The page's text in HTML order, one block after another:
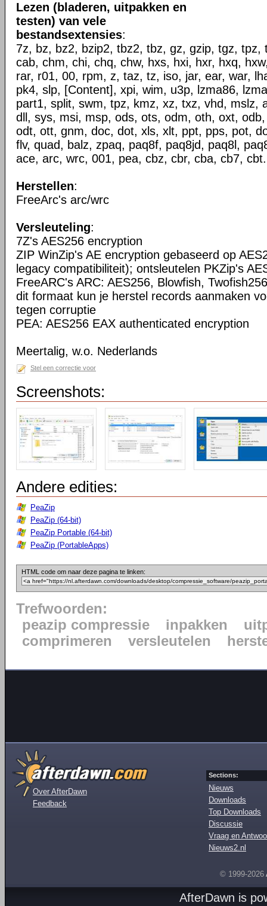
Lezen (bladeren, uitpakken en
testen) van vele
bestandsextensies:
7z, bz, bz2, bzip2, tbz2, tbz, gz, gzip, tgz, tpz,
cab, chm, chi, chq, chw, hxs, hxi, hxr, hxq,
rar, r01, 00, rpm, z, taz, tz, iso, jar, ear, war,
pk4, slp, [Content], xpi, wim, u3p, lzma86,
part1, split, swm, tpz, kmz, xz, txz, vhd, mslz,
dll, sys, msi, msp, ods, ots, odm, oth, oxt,
odt, ott, gnm, doc, dot, xls, xlt, ppt, pps, pot,
flv, quad, balz, zpaq, paq8f, paq8jd, paq8l,
ace, arc, wrc, 001, pea, cbz, cbr, cba, cb7, cbt.
Herstellen:
FreeArc's arc/wrc
Versleuteling:
7Z's AES256 encryption
ZIP WinZip's AE encryption gebaseerd op
legacy compatibiliteit); ontsleutelen PKZip's
FreeARC's ARC: AES256, Blowfish,
dit formaat kun je herstel records aanmaken
tegen corruptie
PEA: AES256 EAX authenticated encryption
Meertalig, w.o. Nederlands
Stel een correctie voor
Screenshots:
Andere edities:
PeaZip
PeaZip (64-bit)
PeaZip Portable (64-bit)
PeaZip (PortableApps)
HTML code om naar deze pagina te linken:
Trefwoorden:
peazip compressie
inpakken
comprimeren
versleutelen
Over AfterDawn
Feedback
Sections:
Nieuws
Downloads
Top Downloads
Discussie
Vraag en
Nieuws2.nl
© 1999-2026
AfterDawn is